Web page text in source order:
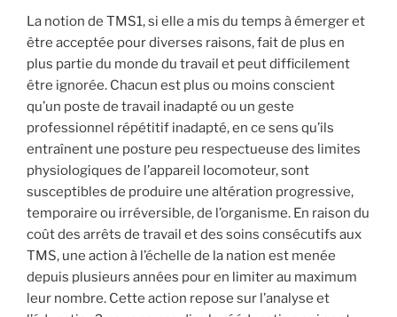
La notion de TMS1, si elle a mis du temps à émerger et
être acceptée pour diverses raisons, fait de plus en
plus partie du monde du travail et peut difficilement
être ignorée. Chacun est plus ou moins conscient
qu’un poste de travail inadapté ou un geste
professionnel répétitif inadapté, en ce sens qu’ils
entraînent une posture peu respectueuse des limites
physiologiques de l’appareil locomoteur, sont
susceptibles de produire une altération progressive,
temporaire ou irréversible, de l’organisme. En raison du
coût des arrêts de travail et des soins consécutifs aux
TMS, une action à l’échelle de la nation est menée
depuis plusieurs années pour en limiter au maximum
leur nombre. Cette action repose sur l’analyse et